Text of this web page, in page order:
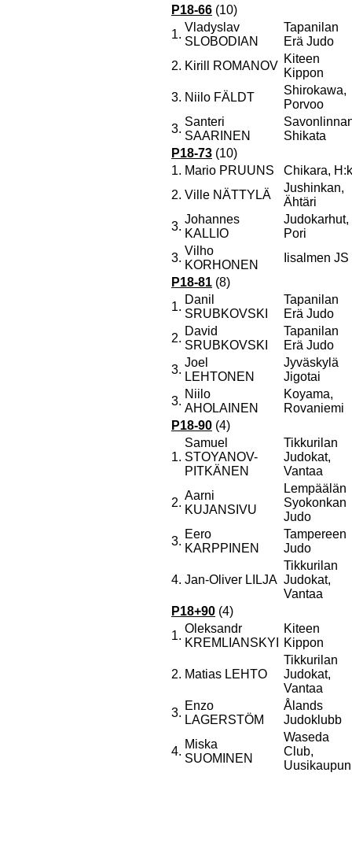
P18-66 (10)
1.
Vladyslav
SLOBODIAN
Tapanilan
Erä Judo
2. Kirill ROMANOV
Kiteen
Kippon
3. Niilo FÄLDT
Shirokawa,
Porvoo
3.
Santeri
SAARINEN
Shikata
P18-73 (10)
1. Mario PRUUNS
Chikara,
2. Ville NÄTTYLÄ
Jushinkan,
Ähtäri
3.
Johannes
KALLIO
Judokarhut,
Pori
3.
Vilho
KORHONEN
Iisalmen JS
P18-81 (8)
1.
Danil
SRUBKOVSKI
Tapanilan
Erä Judo
2.
David
SRUBKOVSKI
Tapanilan
Erä Judo
3.
Joel
LEHTONEN
Jyväskylä
Jigotai
3.
Niilo
AHOLAINEN
Koyama,
Rovaniemi
P18-90 (4)
1.
Samuel
STOYANOV-
PITKÄNEN
Tikkurilan
Judokat,
Vantaa
2.
Aarni
KUJANSIVU
Lempäälän
Syokonkan
Judo
3.
Eero
KARPPINEN
Tampereen
Judo
4. Jan-Oliver LILJA
Tikkurilan
Judokat,
Vantaa
P18+90 (4)
1.
Oleksandr
KREMLIANSKYI
Kiteen
Kippon
2. Matias LEHTO
Tikkurilan
Judokat,
Vantaa
3.
Enzo
LAGERSTÖM
Ålands
Judoklubb
4.
Miska
SUOMINEN
Waseda
Club,